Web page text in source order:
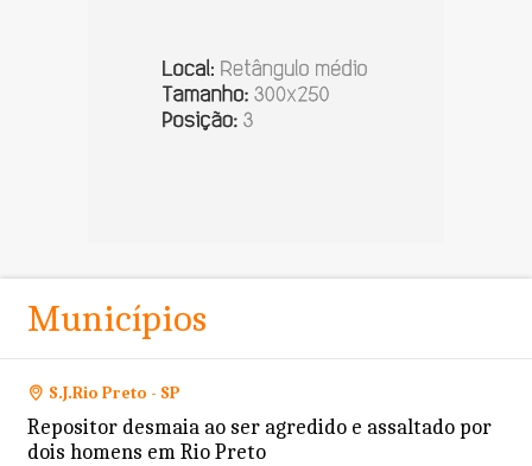
Municípios
S.J.Rio Preto - SP
Repositor desmaia ao ser agredido e assaltado por
dois homens em Rio Preto